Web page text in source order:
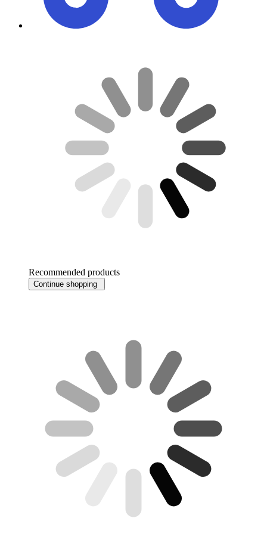
Recommended products
Continue shopping